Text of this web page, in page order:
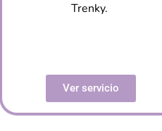
Trenky.
Ver servicio